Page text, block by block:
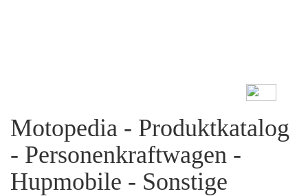
Motopedia - Produktkatalog
- Personenkraftwagen -
Hupmobile - Sonstige